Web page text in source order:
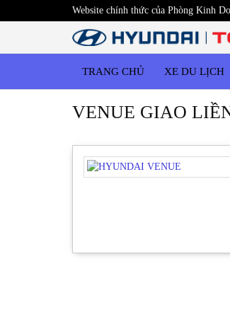
Website chính thức của Phòng Kinh
TRANG CHỦ XE DU LỊCH
VENUE GIAO